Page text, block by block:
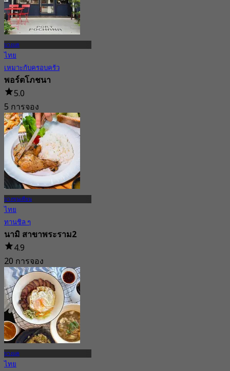
บางแค
ไทย
เหมาะกับครอบครัว
พอร์ตโภชนา
5.0
5 การจอง
จาก฿ 322.5
บางขุนเทียน
ไทย
ทานชิล ๆ
นามิ สาขาพระราม2
4.9
20 การจอง
จาก฿ 410
บางแค
ไทย